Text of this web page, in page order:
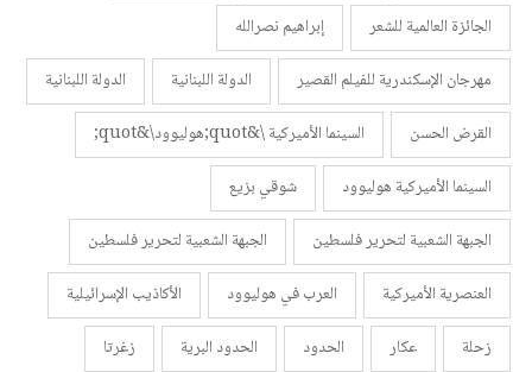
الجائزة العالمية للشعر
إبراهيم نصرالله
مهرجان الإسكندرية للفيلم القصير
الدولة اللبنانية
الدولة اللبنانية
القرض الحسن
السينما الأميركية \&quot;هوليوود\&quot;
السينما الأميركية هوليوود
شوقي بزيع
الجبهة الشعبية لتحرير فلسطين
الجبهة الشعبية لتحرير فلسطين
العنصرية الأميركية
العرب في هوليوود
الأكاذيب الإسرائيلية
زحلة
عكار الحدود الحدود البرية
زغرتا